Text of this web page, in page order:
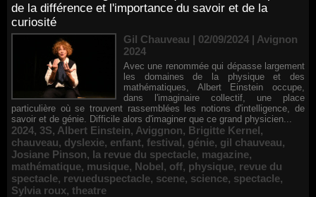
de la différence et l'importance du savoir et de la
curiosité
Gil Chauveau | 02/09/2024 | Avignon
2024
Avec une renommée qui dépasse largement
les domaines de la physique et des
mathématiques, Albert Einstein occupe,
dans l'imaginaire collectif, une place
particulière où se trouvent rassemblées les notions d'intelligence, de
savoir et de génie. Difficile alors d'imaginer que ce grand physicien...
2024, 3S, Albert Einstein, Aviggnon, Brigitte Kernel,
chauveau, dyslexie, enfant, festival, génie, gil chauveau,
Josiane Pinson, la revue du spectacle, magazine,
mathématique, musique, Nobel, off, physique, revue du
spectacle, revueduspectacle, scene, science, spectacle,
Sylvia roux, theatre